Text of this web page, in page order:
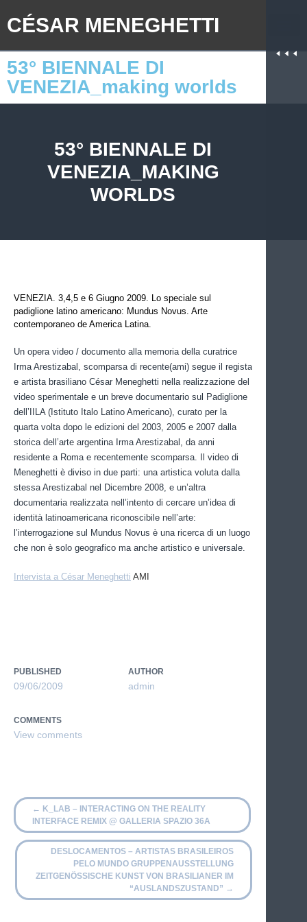
CÉSAR MENEGHETTI
53° BIENNALE DI
VENEZIA_making worlds
53° BIENNALE DI
VENEZIA_MAKING
WORLDS
VENEZIA. 3,4,5 e 6 Giugno 2009. Lo speciale sul
padiglione latino americano: Mundus Novus. Arte
contemporaneo de America Latina.
Un opera video / documento alla memoria della curatrice
Irma Arestizabal, scomparsa di recente(ami) segue il regista
e artista brasiliano César Meneghetti nella realizzazione del
video sperimentale e un breve documentario sul Padiglione
dell’IILA (Istituto Italo Latino Americano), curato per la
quarta volta dopo le edizioni del 2003, 2005 e 2007 dalla
storica dell’arte argentina Irma Arestizabal, da anni
residente a Roma e recentemente scomparsa. Il video di
Meneghetti è diviso in due parti: una artistica voluta dalla
stessa Arestizabal nel Dicembre 2008, e un’altra
documentaria realizzata nell’intento di cercare un’idea di
identità latinoamericana riconoscibile nell’arte:
l’interrogazione sul Mundus Novus è una ricerca di un luogo
che non è solo geografico ma anche artistico e universale.
Intervista a César Meneghetti AMI
PUBLISHED
09/06/2009
AUTHOR
admin
COMMENTS
← K_LAB – INTERACTING ON THE REALITY
INTERFACE REMIX @ GALLERIA SPAZIO 36A
DESLOCAMENTOS – ARTISTAS BRASILEIROS
PELO MUNDO GRUPPENAUSSTELLUNG
ZEITGENÖSSISCHE KUNST VON BRASILIANER IM
“AUSLANDSZUSTAND” →